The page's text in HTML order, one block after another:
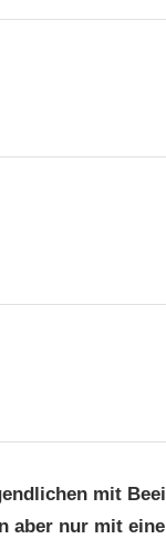
mit
aber nur mit